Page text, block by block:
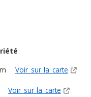
Voir sur la carte
Voir sur la carte